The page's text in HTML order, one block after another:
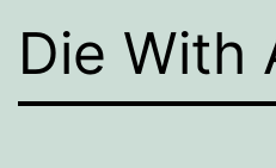
Die With